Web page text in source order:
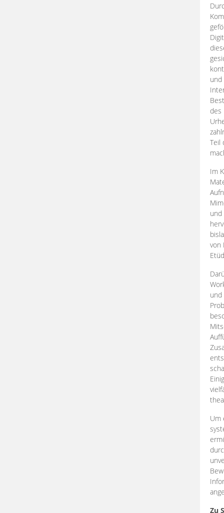
des
Teil
Im
und
von
und
Um
Zu